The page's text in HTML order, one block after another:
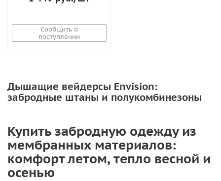
Сообщить о
поступлении
Дышащие вейдерсы Envision:
забродные штаны и полукомбинезоны
Купить забродную одежду из
мембранных материалов:
комфорт летом, тепло весной и
осенью